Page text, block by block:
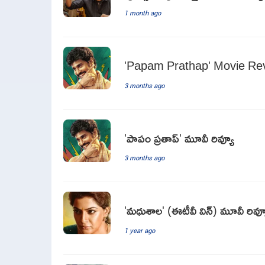
1 month ago
'Papam Prathap' Movie
3 months ago
'పాపం ప్రతాప్‌' మూవీ రివ్యూ
3 months ago
'మధుశాల' (ఈటీవీ విన్) మూవీ
1 year ago